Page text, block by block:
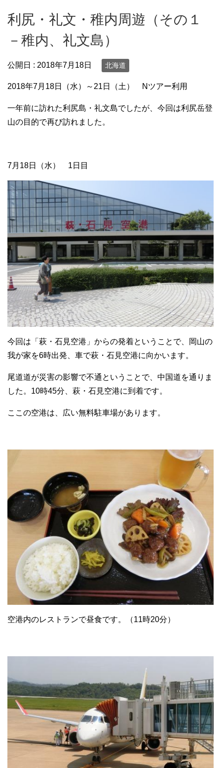
利尻・礼文・稚内周遊（その１
－稚内、礼文島）
公開日 : 2018年7月18日 北海道
2018年7月18日（水）～21日（土） Nツアー利用
一年前に訪れた利尻島・礼文島でしたが、今回は利尻岳登
山の目的で再び訪れました。
7月18日（水） 1日目
今回は「萩・石見空港」からの発着ということで、岡山の
我が家を6時出発、車で萩・石見空港に向かいます。
尾道道が災害の影響で不通ということで、中国道を通りま
した。10時45分、萩・石見空港に到着です。
ここの空港は、広い無料駐車場があります。
空港内のレストランで昼食です。（11時20分）